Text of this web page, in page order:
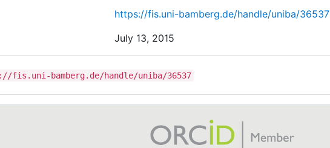
https://fis.uni-bamberg.de/handle/uniba/36537
July 13, 2015
fis.uni-bamberg.de/handle/uniba/36537